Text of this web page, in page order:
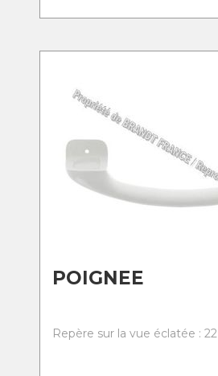
POIGNEE
Repère sur la vue éclatée : 22